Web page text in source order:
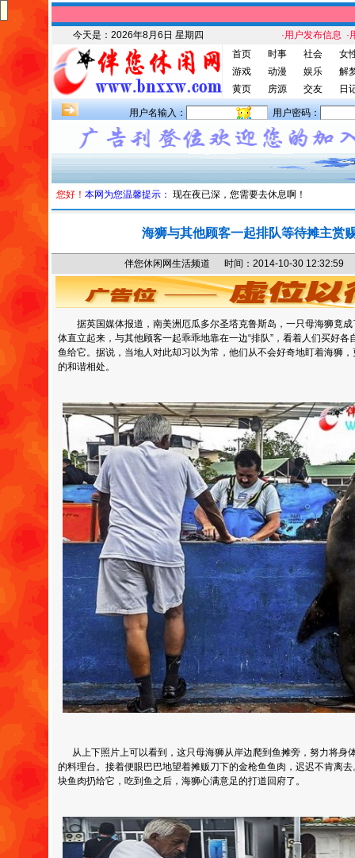
今天是： 2026年8月6日 星期四 ·用户发布信息 ·
首页
时事 社会
女
游戏
动漫 娱乐
解
黄页
房源 交友 日
用户名输入： 用户密码：
您好！ 本网为您温馨提示： 现在夜已深，您需要去休息啊！
海狮与其他顾客一起排队等待摊主赏
伴您休闲网生活频道 时间：2014-10-30
据英国媒体报道，南美洲厄瓜多尔圣塔克鲁斯岛，一只母海狮竟成
体直立起来，与其他顾客一起乖乖地靠在一边“排队”，看着人们买好
鱼给它。据说，当地人对此却习以为常，他们从不会好奇地盯着海狮
的和谐相处。
从上下照片上可以看到，这只母海狮从岸边爬到鱼摊旁，努力将身
的料理台。接着便眼巴巴地望着摊贩刀下的金枪鱼鱼肉，迟迟不肯离
块鱼肉扔给它，吃到鱼之后，海狮心满意足的打道回府了。